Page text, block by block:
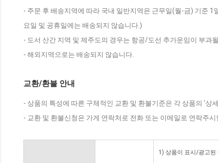
- 주문 후 배송지역에 따라 국내 일반지역은 근무일(월-금) 기준
요일 및 공휴일에는 배송되지 않습니다.)
- 도서 산간 지역 및 제주도의 경우는 항공/도선 추가운임이 부과
- 해외지역으로는 배송되지 않습니다.
교환/환불 안내
- 상품의 특성에 따른 구체적인 교환 및 환불기준은 각 상품의 '상
- 교환 및 환불신청은 가게 연락처로 전화 또는 이메일로 연락주
1) 상품이 표시/광고된